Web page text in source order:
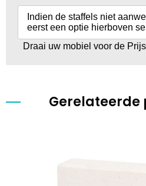
Indien de staffels niet
eerst een optie hierboven
Draai uw mobiel voor de
Gerelateerde